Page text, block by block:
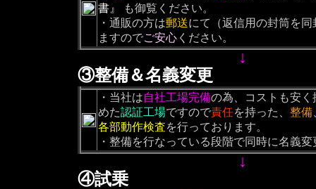
書』
も御覧ください。
・通販の方は郵送にて（返信用の封筒を
ますのでご安心ください。
↓
③整備＆名義変更
・当社は自社工場完備の為、コストも安
めた認証工場ですので責任を持った、 整備
各部動作検査を行っております。
・整備を行なっている段階で同時に名義
↓
④試乗